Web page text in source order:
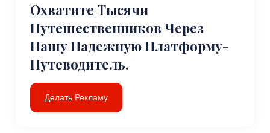
Охватите Тысячи
Путешественников Через
Нашу Надежную Платформу-
Путеводитель.
Делать Рекламу